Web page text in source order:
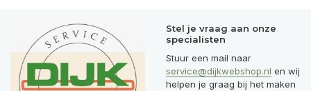
Stel je vraag aan onze
specialisten
Stuur een mail naar
service@dijkwebshop.nl en wij
helpen je graag bij het maken